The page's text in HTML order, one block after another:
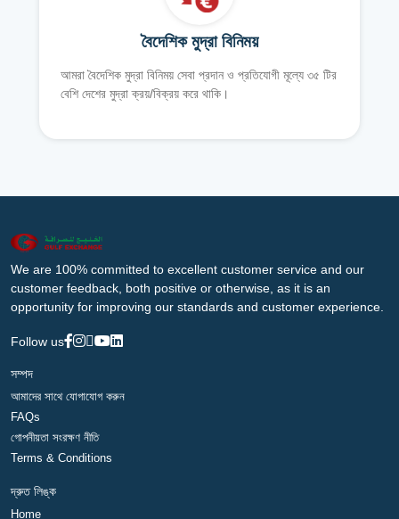
বৈদেশিক মুদ্রা বিনিময়
আমরা বৈদেশিক মুদ্রা বিনিময় সেবা প্রদান ও প্রতিযোগী মূল্যে ৩৫ টির
বেশি দেশের মুদ্রা ক্রয়/বিক্রয় করে থাকি।
We are 100% committed to excellent customer service and our
customer feedback, both positive or otherwise, as it is an
opportunity for improving our standards and customer experience.
Follow us
সম্পদ
আমাদের সাথে যোগাযোগ করুন
FAQs
গোপনীয়তা সংরক্ষণ নীতি
Terms & Conditions
দ্রুত লিঙ্ক
Home